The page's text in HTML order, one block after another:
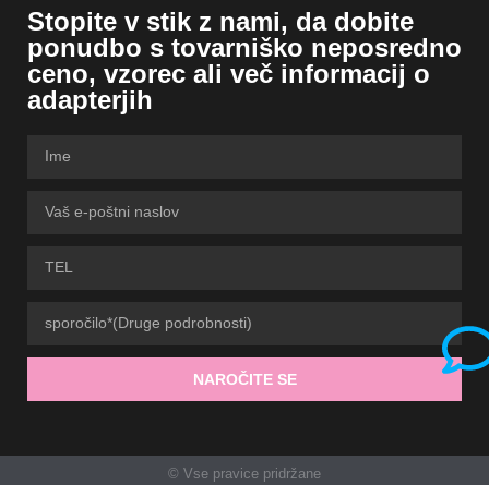
Stopite v stik z nami, da dobite
ponudbo s tovarniško neposredno
ceno, vzorec ali več informacij o
adapterjih
NAROČITE SE
© Vse pravice pridržane